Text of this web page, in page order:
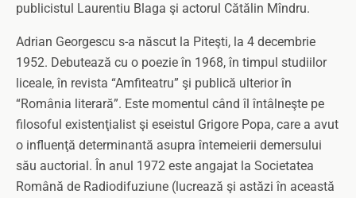
publicistul Laurentiu Blaga şi actorul Cătălin Mîndru.
Adrian Georgescu s-a născut la Piteşti, la 4 decembrie
1952. Debutează cu o poezie în 1968, în timpul studiilor
liceale, în revista “Amfiteatru” şi publică ulterior în
“România literară”. Este momentul când îl întâlneşte pe
filosoful existenţialist şi eseistul Grigore Popa, care a avut
o influenţă determinantă asupra întemeierii demersului
său auctorial. În anul 1972 este angajat la Societatea
Română de Radiodifuziune (lucrează şi astăzi în această